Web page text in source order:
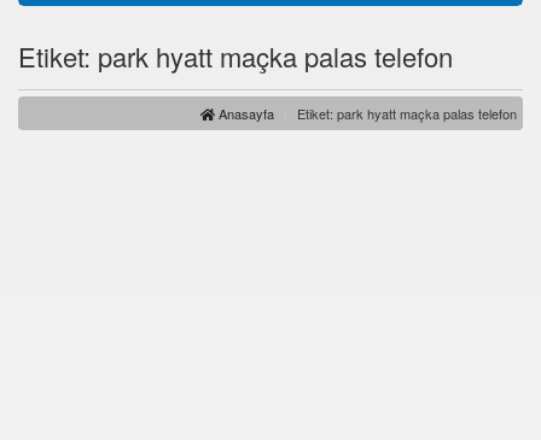
Etiket: park hyatt maçka palas telefon
Anasayfa Etiket: park hyatt maçka palas telefon